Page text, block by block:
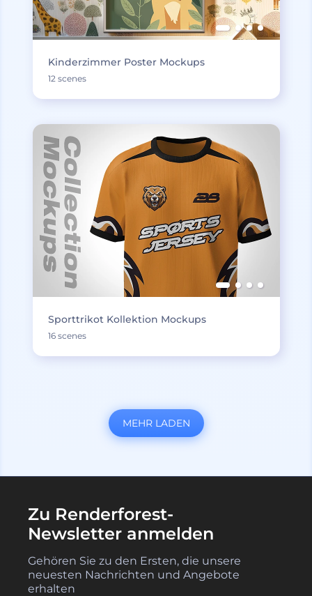
Kinderzimmer Poster Mockups
12 scenes
Sporttrikot Kollektion Mockups
16 scenes
MEHR LADEN
Zu Renderforest-
Newsletter anmelden
Gehören Sie zu den Ersten, die unsere
neuesten Nachrichten und Angebote
erhalten